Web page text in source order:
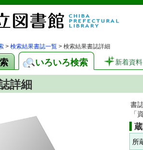
> 検索結果書誌一覧 > 検索結果書誌詳細
いろいろ検索 新着資料
詳細
書
「
所